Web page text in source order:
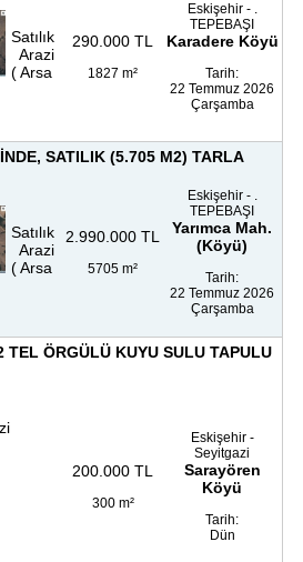
Satılık
Arazi
( Arsa
290.000 TL
1827 m²
Eskişehir - .
TEPEBAŞI
Karadere Köyü
Tarih:
22 Temmuz 2026
Çarşamba
SATILIK (5.705 M2) TARLA
Satılık
Arazi
( Arsa
2.990.000 TL
5705 m²
Eskişehir - .
TEPEBAŞI
Yarımca Mah.
(Köyü)
Tarih:
22 Temmuz 2026
Çarşamba
TEL ÖRGÜLÜ KUYU SULU TAPULU
200.000 TL
300 m²
Eskişehir -
Seyitgazi
Sarayören
Köyü
Tarih:
Dün